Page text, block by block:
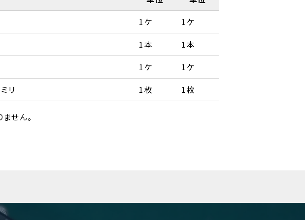
1ケ
1ケ
1本
1本
1ケ
1ケ
1枚 1枚
せん。